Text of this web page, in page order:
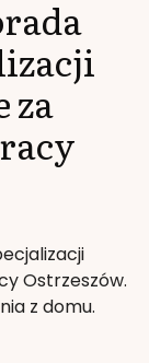
za
Ostrzeszów.
z domu.